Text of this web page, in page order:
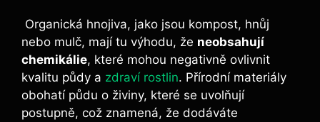
⁢ Organická hnojiva, jako jsou kompost, hnůj
nebo mulč, mají tu výhodu, že neobsahují
chemikálie, které mohou negativně ovlivnit
kvalitu půdy⁤ a zdraví rostlin.⁤ Přírodní materiály
obohatí půdu ‍o živiny, které se ⁢uvolňují
postupně, což znamená, že dodáváte